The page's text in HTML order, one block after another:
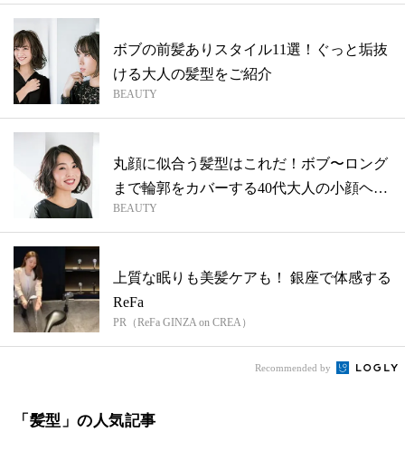
ボブの前髪ありスタイル11選！ぐっと垢抜
ける大人の髪型をご紹介
BEAUTY
丸顔に似合う髪型はこれだ！ボブ〜ロング
まで輪郭をカバーする40代大人の小顔ヘア
８...
BEAUTY
上質な眠りも美髪ケアも！ 銀座で体感する
ReFa
PR（ReFa GINZA on CREA）
Recommended by
「髪型」の人気記事